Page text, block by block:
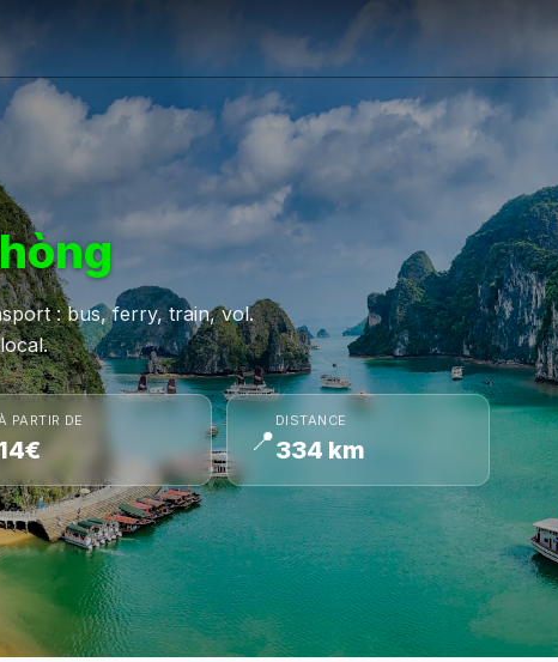
: bus, ferry, train, vol.
PARTIR DE
📍
DISTANCE
334 km